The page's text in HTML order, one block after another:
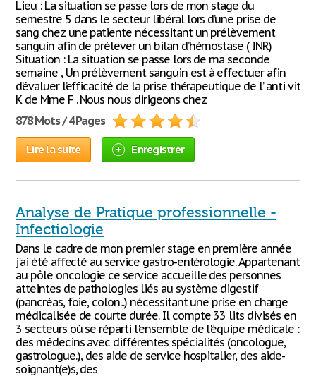
Lieu : La situation se passe lors de mon stage du
semestre 5 dans le secteur libéral lors d’une prise de
sang chez une patiente nécessitant un prélèvement
sanguin afin de prélever un bilan d’hémostase ( INR)
Situation : La situation se passe lors de ma seconde
semaine , Un prélèvement sanguin est à effectuer afin
d’évaluer l’efficacité de la prise thérapeutique de l’ anti vit
K de Mme F . Nous nous dirigeons chez
878 Mots / 4 Pages
Lire la suite Enregistrer
Analyse de Pratique professionnelle -
Infectiologie
Dans le cadre de mon premier stage en première année
j'ai été affecté au service gastro-entérologie. Appartenant
au pôle oncologie ce service accueille des personnes
atteintes de pathologies liés au système digestif
(pancréas, foie, colon...) nécessitant une prise en charge
médicalisée de courte durée. Il compte 33 lits divisés en
3 secteurs où se réparti l'ensemble de l'équipe médicale :
des médecins avec différentes spécialités (oncologue,
gastrologue..), des aide de service hospitalier, des aide-
soignant(e)s, des